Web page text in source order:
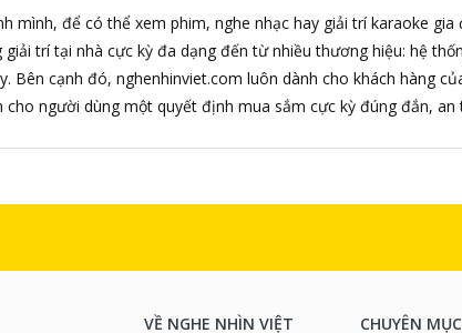
mình, để có thể xem phim, nghe nhạc hay giải trí karaoke
trí tại nhà cực kỳ đa dạng đến từ nhiều thương hiệu: hệ
cạnh đó, nghenhinviet.com luôn dành cho khách hàng
người dùng một quyết định mua sắm cực kỳ đúng đắn, an
VỀ NGHE NHÌN VIỆT CHUYÊN MỤC